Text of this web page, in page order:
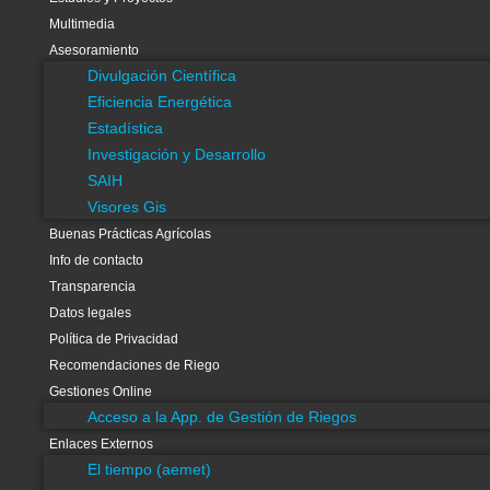
Multimedia
Asesoramiento
Divulgación Científica
Eficiencia Energética
Estadística
Investigación y Desarrollo
SAIH
Visores Gis
Buenas Prácticas Agrícolas
Info de contacto
Transparencia
Datos legales
Política de Privacidad
Recomendaciones de Riego
Gestiones Online
Acceso a la App. de Gestión de Riegos
Enlaces Externos
El tiempo (aemet)
Embalses cabecera del Tajo